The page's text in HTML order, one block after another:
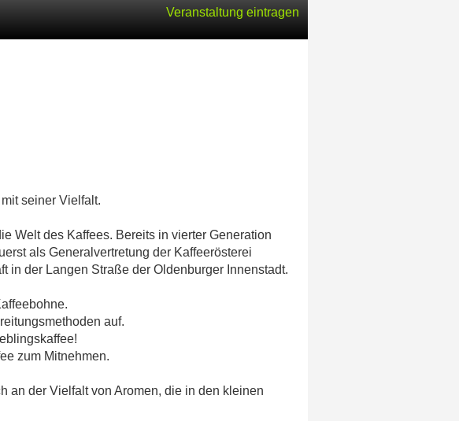
Veranstaltung eintragen
seiner Vielfalt.
Welt des Kaffees. Bereits in vierter Generation
als Generalvertretung der Kaffeerösterei
in der Langen Straße der Oldenburger Innenstadt.
auf.
zum Mitnehmen.
an der Vielfalt von Aromen, die in den kleinen